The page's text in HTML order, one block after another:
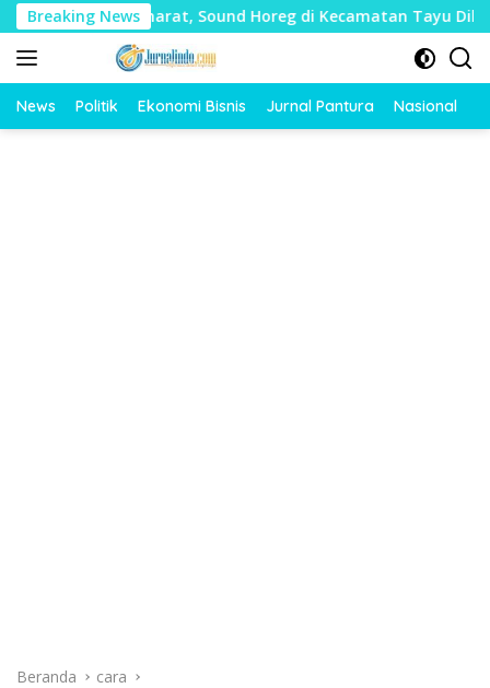
Langsung
ke
konten
Breaking NewsSound Horeg di Kecamatan Tayu Dilarang
News Politik Ekonomi Bisnis Jurnal Pantura Nasional
Beranda cara